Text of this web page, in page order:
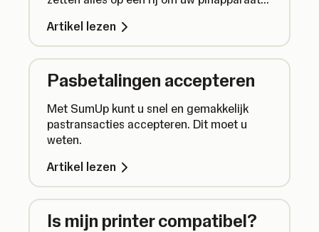
Artikel lezen
Pasbetalingen accepteren
Met SumUp kunt u snel en gemakkelijk
pastransacties accepteren. Dit moet u
weten.
Artikel lezen
Is mijn printer compatibel?